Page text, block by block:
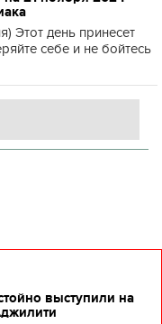
Этот день принесет
себе и не бойтесь
выступили на